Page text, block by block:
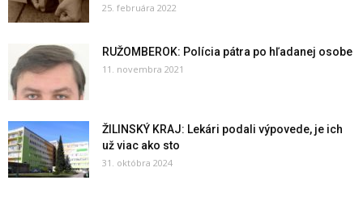
25. februára 2022
RUŽOMBEROK: Polícia pátra po hľadanej osobe
11. novembra 2021
ŽILINSKÝ KRAJ: Lekári podali výpovede, je ich
už viac ako sto
31. októbra 2024